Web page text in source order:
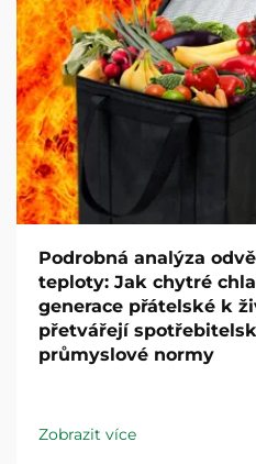
Podrobná analýza
teploty: Jak chytré
generace přátelské k
přetvářejí
průmyslové normy
Zobrazit více